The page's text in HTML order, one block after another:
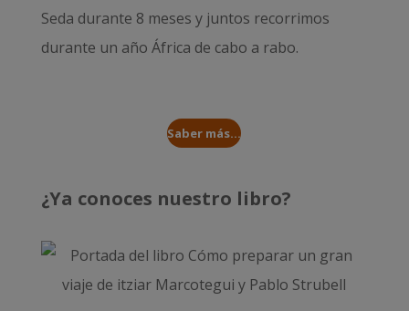
Seda durante 8 meses y juntos recorrimos
durante un año África de cabo a rabo.
Saber más...
¿Ya conoces nuestro libro?